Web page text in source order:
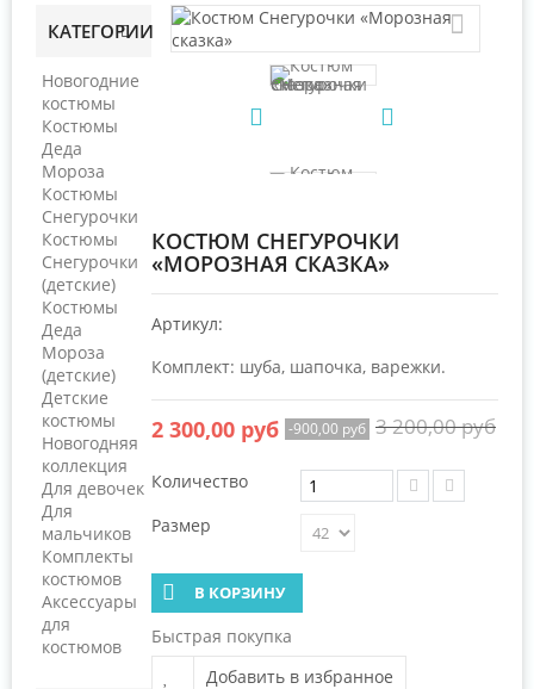
КАТЕГОРИИ
Новогодние
костюмы
Костюмы
Деда
Мороза
Костюмы
Снегурочки
Костюмы
Снегурочки
(детские)
Костюмы
Деда
Мороза
(детские)
Детские
костюмы
Новогодняя
коллекция
Для девочек
Для
мальчиков
Комплекты
костюмов
Аксессуары
для
костюмов
КОСТЮМ СНЕГУРОЧКИ
«МОРОЗНАЯ СКАЗКА»
Артикул:
Комплект: шуба, шапочка, варежки.
2 300,00 руб -900,00 руб 3 200,00 руб
Количество
Размер
В КОРЗИНУ
Быстрая покупка
Добавить в избранное